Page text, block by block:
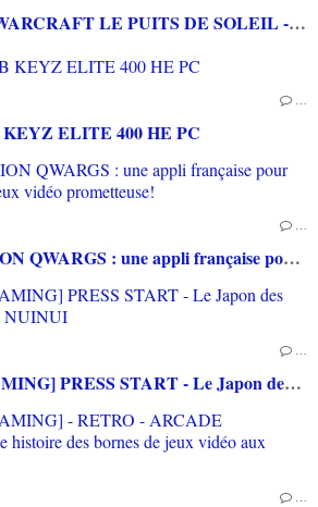
[REVUE MANGA] WARCRAFT LE PUITS DE SOLEIL - La chasse au dragon chez Mana Books
…
ELITE 400 HE PC
…
[TEST] APPLICATION QWARGS : une appli française pour gérer sa collection de jeux vidéo prometteuse!
…
[REVUE LIVRE GAMING] PRESS START - Le Japon des jeux vidéo aux éditions NUINUI
…